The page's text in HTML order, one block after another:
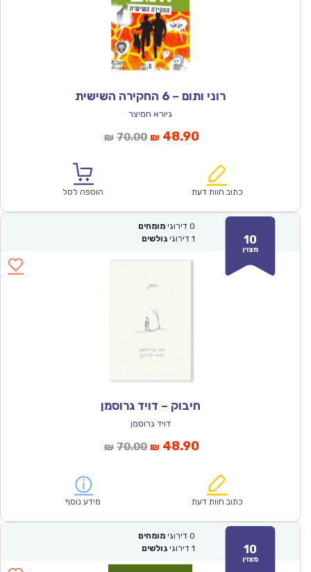
רוני ותום – 6 החקירה השישית
גיורא חמיצר
₪ 70.00המחיר
₪70.00.
₪ 48.90המחיר
הוא:
כתוב חוות דעת הוספה לסל
10
מצוין
0 דירוגי מומחים
1 דירוגי גולשים
חיבוק – דויד גרוסמן
דויד גרוסמן
₪ 70.00המחיר
₪70.00.
₪ 48.90המחיר
הוא:
כתוב חוות דעת מידע נוסף
10
מצוין
0 דירוגי מומחים
1 דירוגי גולשים